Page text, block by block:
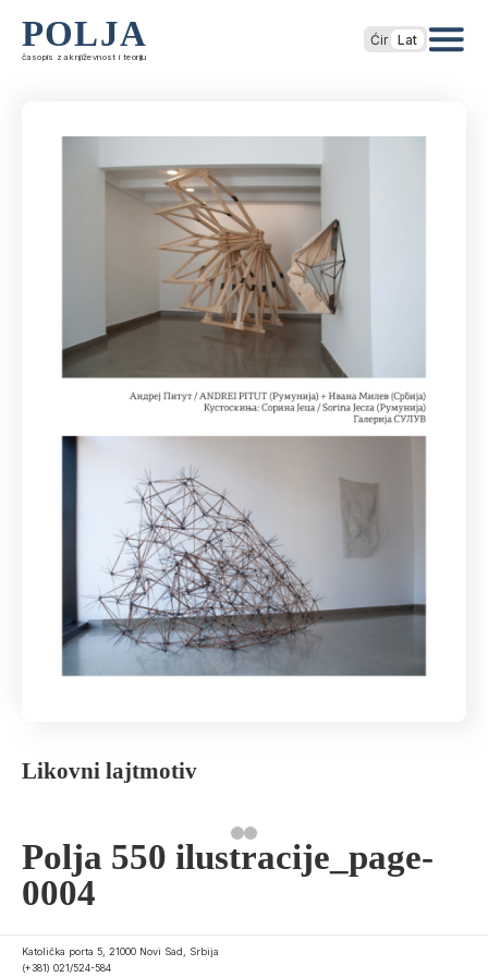
POLJA
časopis za književnost i teoriju
Ćir Lat
Likovni lajtmotiv
Polja 550 ilustracije_page-
0004
Katolička porta 5, 21000 Novi Sad, Srbija
(+381) 021/524-584